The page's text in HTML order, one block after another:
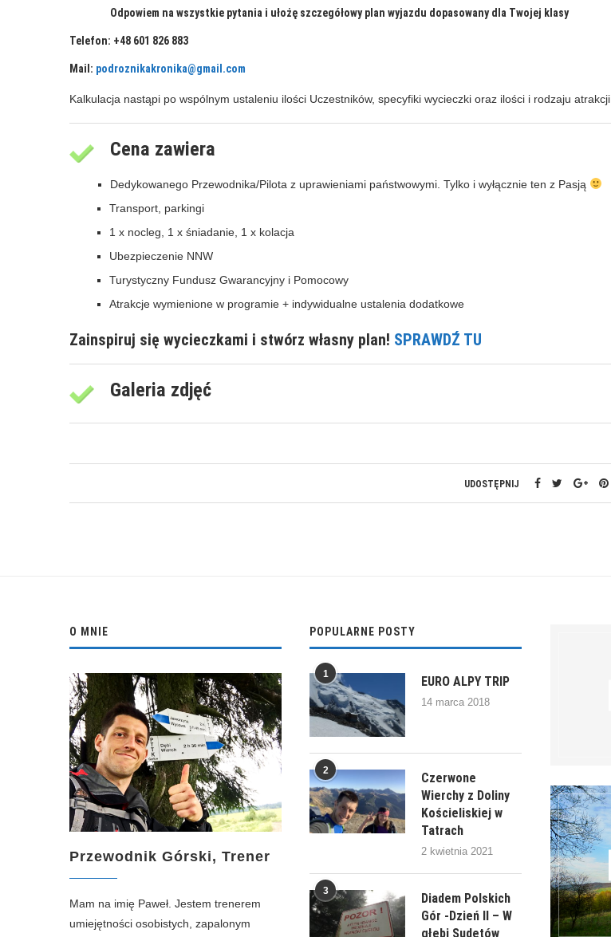
Odpowiem na wszystkie pytania i ułożę szczegółowy plan wyjazdu dopasowany dla Twojej klasy
Telefon: +48 601 826 883
Mail: podroznikakronika@gmail.com
Kalkulacja nastąpi po wspólnym ustaleniu ilości Uczestników, specyfiki wycieczki oraz ilości i rodzaju atrakcji.
Cena zawiera
Dedykowanego Przewodnika/Pilota z uprawieniami państwowymi. Tylko i wyłącznie ten z Pasją
Transport, parkingi
1 x nocleg, 1 x śniadanie, 1 x kolacja
Ubezpieczenie NNW
Turystyczny Fundusz Gwarancyjny i Pomocowy
Atrakcje wymienione w programie + indywidualne ustalenia dodatkowe
Zainspiruj się wycieczkami i stwórz własny plan! SPRAWDŹ TU
Galeria zdjęć
UDOSTĘPNIJ
O MNIE
Przewodnik Górski, Trener
Mam na imię Paweł. Jestem trenerem
umiejętności osobistych, zapalonym
POPULARNE POSTY
1 EURO ALPY TRIP
14 marca 2018
2
Czerwone
Wierchy z Doliny
Kościeliskiej w
Tatrach
2 kwietnia 2021
3
Diadem Polskich
Gór -Dzień II – W
głębi Sudetów